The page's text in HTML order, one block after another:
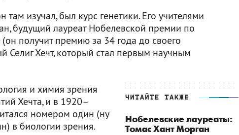
изучал, был курс генетики. Его учителями
будущий лауреат Нобелевской премии по
получит премию за 34 года до своего
Селиг Хечт, который стал первым научным
ЧИТАЙТЕ ТАКЖЕ
Нобелевские лауреаты:
Томас Хант Морган
и химия зрения
Хечта, и в 1920–
номером один (ну
в биологии зрения.